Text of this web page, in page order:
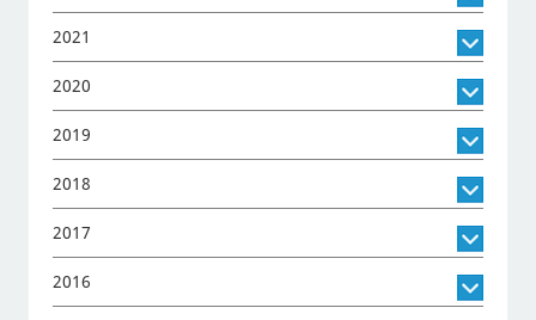
2021
2020
2019
2018
2017
2016